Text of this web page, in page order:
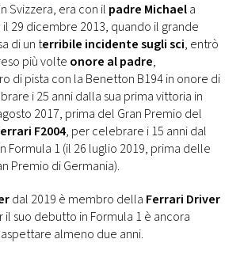
Svizzera, era con il padre Michaela
il 29 dicembre 2013, quando il grande
di un terribile incidente sugli sci, entrò
più volte onore al padre,
di pista con la Benetton B194 in onore di
i 25 anni dalla sua prima vittoria in
2017, prima del Gran Premio del
F2004, per celebrare i 15 anni dal
Formula 1 (il 26 luglio 2019, prima delle
Premio di Germania).
dal 2019 è membro della Ferrari Driver
il suo debutto in Formula 1 è ancora
almeno due anni.